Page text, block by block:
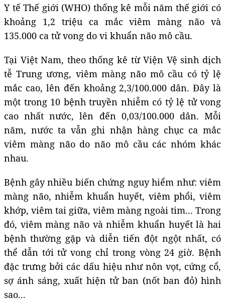
Y tế Thế giới (WHO) thống kê mỗi năm thế giới có
khoảng 1,2 triệu ca mắc viêm màng não và
135.000 ca tử vong do vi khuẩn não mô cầu.
Tại Việt Nam, theo thống kê từ Viện Vệ sinh dịch
tễ Trung ương, viêm màng não mô cầu có tỷ lệ
mắc cao, lên đến khoảng 2,3/100.000 dân. Đây là
một trong 10 bệnh truyền nhiễm có tỷ lệ tử vong
cao nhất nước, lên đến 0,03/100.000 dân. Mỗi
năm, nước ta vẫn ghi nhận hàng chục ca mắc
viêm màng não do não mô cầu các nhóm khác
nhau.
Bệnh gây nhiều biến chứng nguy hiểm như: viêm
màng não, nhiễm khuẩn huyết, viêm phổi, viêm
khớp, viêm tai giữa, viêm màng ngoài tim... Trong
đó, viêm màng não và nhiễm khuẩn huyết là hai
bệnh thường gặp và diễn tiến đột ngột nhất, có
thể dẫn tới tử vong chỉ trong vòng 24 giờ. Bệnh
đặc trưng bởi các dấu hiệu như nôn vọt, cứng cổ,
sợ ánh sáng, xuất hiện tử ban (nốt ban đỏ) hình
sao...